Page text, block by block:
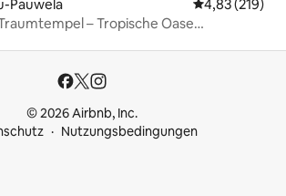
Pauwela
4,83 (219)
– Tropische Oase
© 2026 Airbnb, Inc.
Nutzungsbedingungen